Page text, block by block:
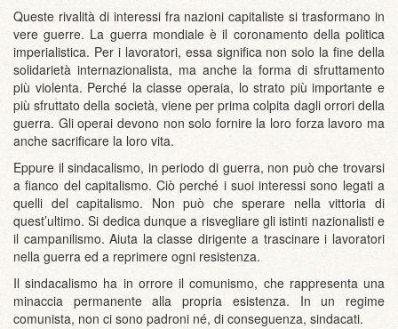
Queste rivalità di interessi fra nazioni capitaliste si trasformano in
vere guerre. La guerra mondiale è il coronamento della politica
imperialistica. Per i lavoratori, essa significa non solo la fine della
solidarietà internazionalista, ma anche la forma di sfruttamento
più violenta. Perché la classe operaia, lo strato più importante e
più sfruttato della società, viene per prima colpita dagli orrori della
guerra. Gli operai devono non solo fornire la loro forza lavoro ma
anche sacrificare la loro vita.
Eppure il sindacalismo, in periodo di guerra, non può che trovarsi
a fianco del capitalismo. Ciò perché i suoi interessi sono legati a
quelli del capitalismo. Non può che sperare nella vittoria di
quest’ultimo. Si dedica dunque a risvegliare gli istinti nazionalisti e
il campanilismo. Aiuta la classe dirigente a trascinare i lavoratori
nella guerra ed a reprimere ogni resistenza.
Il sindacalismo ha in orrore il comunismo, che rappresenta una
minaccia permanente alla propria esistenza. In un regime
comunista, non ci sono padroni né, di conseguenza, sindacati.